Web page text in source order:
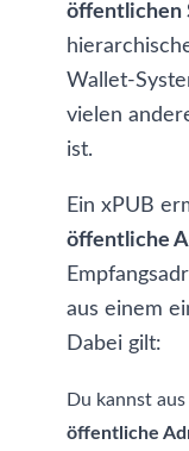
öffentlichen
Wallet-
vielen
ist.
Ein xPUB
öffentliche
aus einem
Dabei gilt:
Du kannst
öffentliche